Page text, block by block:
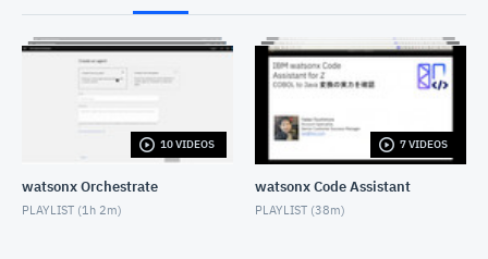
Transformation AdvisorによるtWASからLibertyへの
Turbonomicの画面に表示されている通貨単位をドル
から円に変更する方法
DECEMBER 15, 2022
10 VIDEOS
watsonx Orchestrate
PLAYLIST (1h 2m)
7 VIDEOS
watsonx Code Assistant
PLAYLIST (38m)